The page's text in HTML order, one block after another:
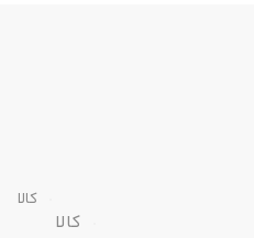
کالا
کالا